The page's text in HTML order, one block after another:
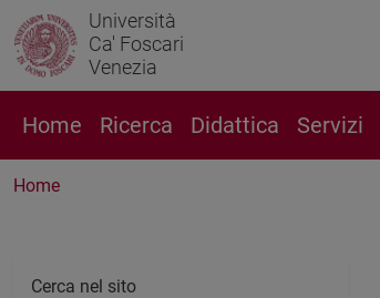
Università
Ca' Foscari
Venezia
Home Ricerca Didattica Servizi
Home
Cerca nel sito